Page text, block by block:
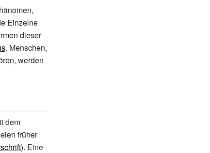
Einzelne
dieser
. Menschen,
werden
dem
früher
). Eine